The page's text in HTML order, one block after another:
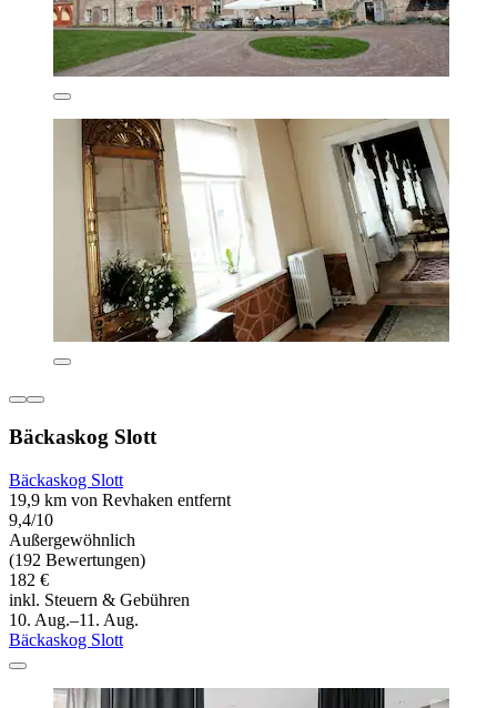
Bäckaskog Slott
Bäckaskog Slott
19,9 km von Revhaken entfernt
9,4/10
Außergewöhnlich
(192 Bewertungen)
182 €
inkl. Steuern & Gebühren
10. Aug.–11. Aug.
Bäckaskog Slott